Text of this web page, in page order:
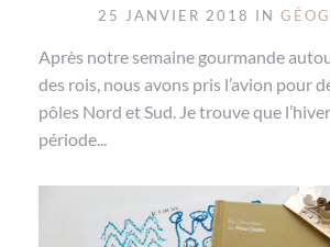
25 JANVIER 2018 IN
Après notre semaine gourmande
des rois, nous avons pris l’avion pour
pôles Nord et Sud. Je trouve que
période...